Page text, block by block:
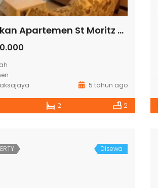
Disewakan Apartemen St Moritz Tower Royal
5 tahun ago
2 2
Disewa